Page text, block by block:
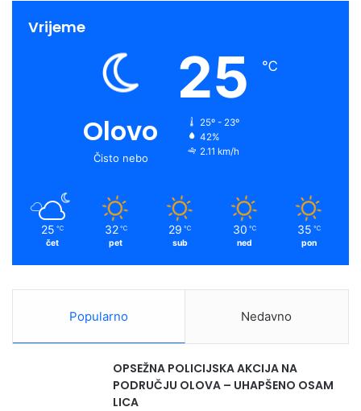
Vrijeme
Olovo
Čisto nebo
25 ℃
25º - 23º
42%
2.11 km/h
25 ℃
čet
32 ℃
pet
29 ℃
sub
30 ℃
ned
35 ℃
pon
Popularno Nedavno
OPSEŽNA POLICIJSKA AKCIJA NA
PODRUČJU OLOVA – UHAPŠENO OSAM
LICA